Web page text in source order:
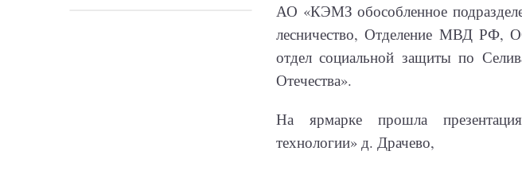
АО «КЭМЗ обособленное
лесничество, Отделение МВД РФ,
отдел социальной защиты по
Отечества».
На ярмарке прошла
технологии» д. Драчево,